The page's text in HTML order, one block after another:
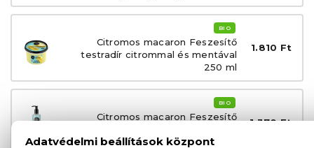
BIO
Citromos macaron Feszesítő
testradír citrommal és mentával
250 ml
1.810 Ft
BIO
Citromos macaron Feszesítő
250 ml
1.370 Ft